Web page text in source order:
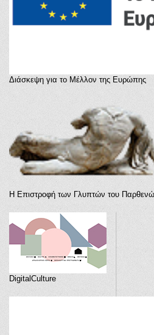
Διάσκεψη για το Μέλλον της Ευρώπης
Η Επιστροφή των Γλυπτών του
DigitalCulture